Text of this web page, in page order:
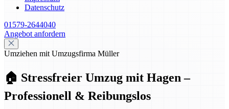
Datenschutz
01579-2644040
Angebot anfordern
Umziehen mit Umzugsfirma Müller
🏠 Stressfreier Umzug mit Hagen –
Professionell & Reibungslos